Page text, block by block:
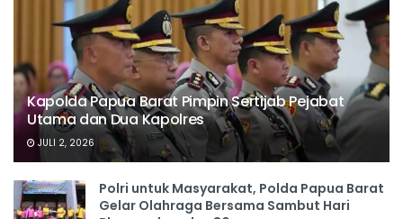
Kapolda Papua Barat Pimpin Sertijab Pejabat
Utama dan Dua Kapolres
JULI 2, 2026
Polri untuk Masyarakat, Polda Papua Barat
Gelar Olahraga Bersama Sambut Hari